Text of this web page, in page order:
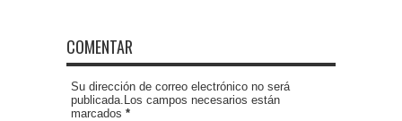
COMENTAR
Su dirección de correo electrónico no será
publicada.Los campos necesarios están
marcados *